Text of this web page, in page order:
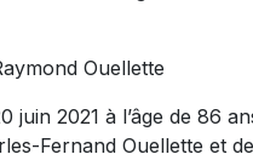
Ouellette
juin 2021 à l’âge de 86
Fernand Ouellette et